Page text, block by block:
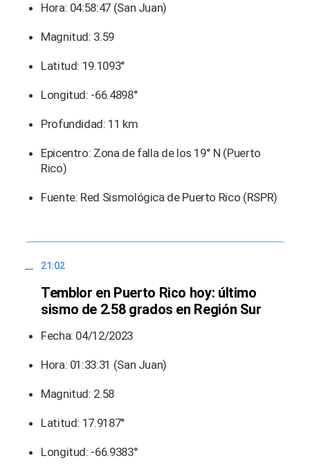
Hora: 04:58:47 (San Juan)
Magnitud: 3.59
Latitud: 19.1093°
Longitud: -66.4898°
Profundidad: 11 km
Epicentro: Zona de falla de los 19° N (Puerto
Rico)
Fuente: Red Sismológica de Puerto Rico (RSPR)
21:02
Temblor en Puerto Rico hoy: último
sismo de 2.58 grados en Región Sur
Fecha: 04/12/2023
Hora: 01:33:31 (San Juan)
Magnitud: 2.58
Latitud: 17.9187°
Longitud: -66.9383°